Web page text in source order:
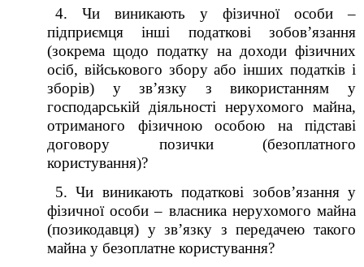
4. Чи виникають у фізичної особи –
підприємця інші податкові зобов’язання
(зокрема щодо податку на доходи фізичних
осіб, військового збору або інших податків і
зборів) у зв’язку з використанням у
господарській діяльності нерухомого майна,
отриманого фізичною особою на підставі
договору позички (безоплатного
користування)?
5. Чи виникають податкові зобов’язання у
фізичної особи – власника нерухомого майна
(позикодавця) у зв’язку з передачею такого
майна у безоплатне користування?